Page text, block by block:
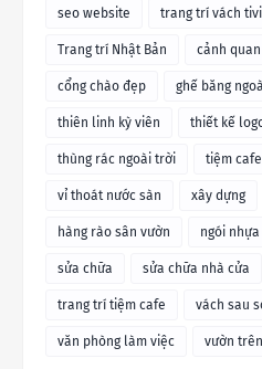
seo website trang trí vách tivi
Trang trí Nhật Bản cảnh
cổng chào đẹp ghế băng
thiên linh kỳ viên thiết kế
thùng rác ngoài trời tiệm cafe
vỉ thoát nước sàn xây dựng
hàng rào sân vườn ngói
sửa chữa sửa chữa nhà cửa
trang trí tiệm cafe vách sau
văn phòng làm việc vườn